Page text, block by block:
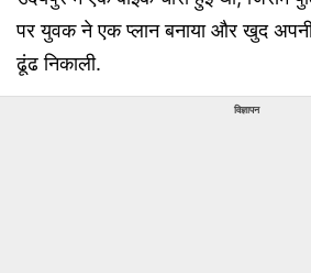
पर युवक ने एक प्लान बनाया और खुद अपनी
ढूंढ निकाली.
विज्ञापन